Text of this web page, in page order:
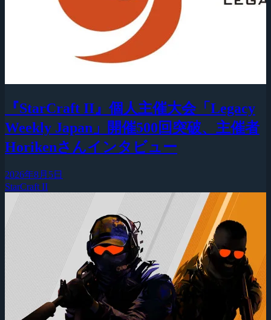
『StarCraft II』個人主催大会「Legacy
Weekly Japan」開催500回突破、主催者
Horikenさんインタビュー
2026年8月5日
StarCraft II